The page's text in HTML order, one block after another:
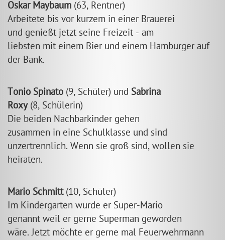
Oskar Maybaum (63, Rentner)
Arbeitete bis vor kurzem in einer Brauerei
und genießt jetzt seine Freizeit - am
liebsten mit einem Bier und einem Hamburger auf
der Bank.
Tonio Spinato (9, Schüler) und Sabrina
Roxy(8, Schülerin)
Die beiden Nachbarkinder gehen
zusammen in eine Schulklasse und sind
unzertrennlich. Wenn sie groß sind, wollen sie
heiraten.
Mario Schmitt(10, Schüler)
Im Kindergarten wurde er Super-Mario
genannt weil er gerne Superman geworden
wäre. Jetzt möchte er gerne mal Feuerwehrmann